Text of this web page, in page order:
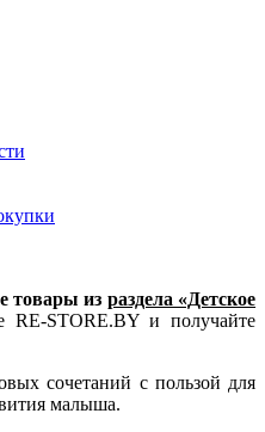
товары из раздела «Детское
RE-STORE.BY и получайте
сочетаний с пользой для
малыша.